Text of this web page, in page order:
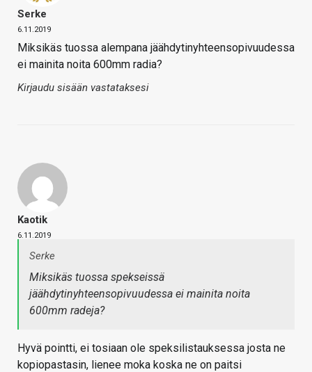
Serke
6.11.2019
Miksikäs tuossa alempana jäähdytinyhteensopivuudessa
ei mainita noita 600mm radia?
Kirjaudu sisään vastataksesi
Kaotik
6.11.2019
Serke
Miksikäs tuossa spekseissä
jäähdytinyhteensopivuudessa ei mainita noita
600mm radeja?
Hyvä pointti, ei tosiaan ole speksilistauksessa josta ne
kopiopastasin, lienee moka koska ne on paitsi